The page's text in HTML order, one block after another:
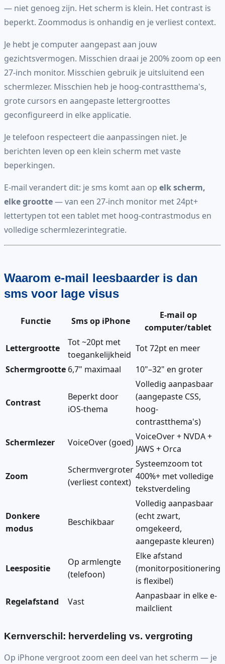
— niet genoeg zijn. Het scherm is klein. Het contrast is
beperkt. Zoommodus is onhandig en je verliest context.
Je hebt je computer aangepast aan jouw
gezichtsvermogen. Misschien draai je 200% zoom op een
27-inch monitor. Misschien gebruik je uitsluitend een
schermlezer. Misschien heb je hoog-contrastthema's,
grote cursors en aangepaste lettergroottes
geconfigureerd in elke applicatie.
Je telefoon respecteert die aanpassingen niet. Je
berichten leven op een klein scherm met vaste
beperkingen.
E-mail verandert dit: je sms komt aan op elk scherm,
elke grootte— van een 27-inch monitor met 24pt+
lettertypen tot een tablet met hoog-contrastmodus en
volledige schermlezerintegratie.
Waarom e-mail leesbaarder is dan
sms voor lage visus
Functie Sms op iPhone
E-mail op
computer/tablet
Lettergrootte
Tot ~20pt met
toegankelijkheid
Tot 72pt en meer
Schermgrootte 6,7" maximaal 10"–32" en groter
Contrast
Beperkt door
iOS-thema
Volledig aanpasbaar
(aangepaste CSS,
hoog-
contrastthema's)
Schermlezer
VoiceOver (goed)
VoiceOver + NVDA +
JAWS + Orca
Zoom
Schermvergroter
(verliest context)
Systeemzoom tot
400%+ met volledige
tekstverdeling
Donkere
modus
Beschikbaar
Volledig aanpasbaar
(echt zwart,
omgekeerd,
aangepaste kleuren)
Leespositie
Op armlengte
(telefoon)
Elke afstand
(monitorpositionering
is flexibel)
Regelafstand
Vast
Aanpasbaar in elke e-
mailclient
Kernverschil: herverdeling vs. vergroting
Op iPhone vergroot zoom een deel van het scherm — je